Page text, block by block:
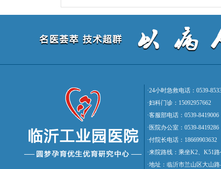
·24小时急救电话：0539-
·妇科门诊：15092957662
·客服部电话：0539-8419006
·医院办公室：0539-8419286
·付院长电话：18669903632
·来院路线：乘坐K2、K51
·地址：临沂市兰山区大山